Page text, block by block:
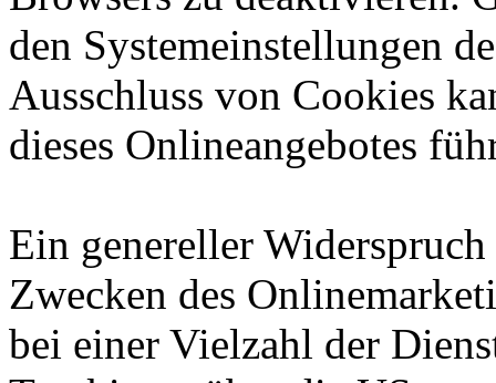
den Systemeinstellungen
Ausschluss von Cookies
dieses Onlineangebotes
Ein genereller
Zwecken des
bei einer Vielzahl der